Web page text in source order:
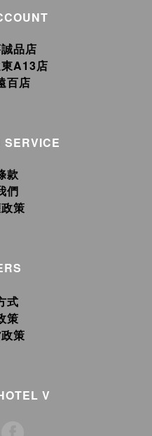
品店
A13店
百店
SERVICE
款
們
策
式
策
策
V